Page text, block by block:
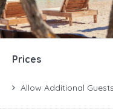
Prices
Allow Additional